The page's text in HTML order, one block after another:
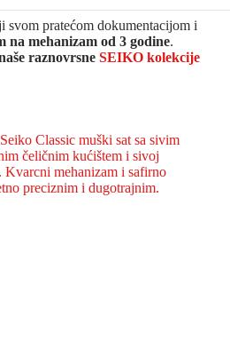
svom pratećom dokumentacijom i
mehanizam od 3 godine.
raznovrsne SEIKO kolekcije